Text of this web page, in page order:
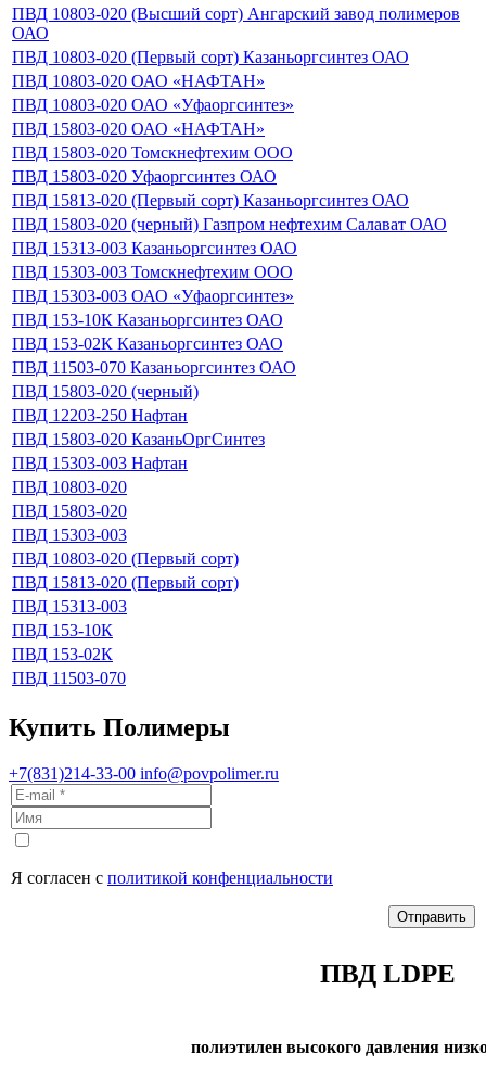
ПВД 10803-020 (Высший сорт) Ангарский завод полимеров
ОАО
ПВД 10803-020 (Первый сорт) Казаньоргсинтез ОАО
ПВД 10803-020 ОАО «НАФТАН»
ПВД 10803-020 ОАО «Уфаоргсинтез»
ПВД 15803-020 ОАО «НАФТАН»
ПВД 15803-020 Томскнефтехим ООО
ПВД 15803-020 Уфаоргсинтез ОАО
ПВД 15813-020 (Первый сорт) Казаньоргсинтез ОАО
ПВД 15803-020 (черный) Газпром нефтехим Салават ОАО
ПВД 15313-003 Казаньоргсинтез ОАО
ПВД 15303-003 Томскнефтехим ООО
ПВД 15303-003 ОАО «Уфаоргсинтез»
ПВД 153-10К Казаньоргсинтез ОАО
ПВД 153-02К Казаньоргсинтез ОАО
ПВД 11503-070 Казаньоргсинтез ОАО
ПВД 15803-020 (черный)
ПВД 12203-250 Нафтан
ПВД 15803-020 КазаньОргСинтез
ПВД 15303-003 Нафтан
ПВД 10803-020
ПВД 15803-020
ПВД 15303-003
ПВД 10803-020 (Первый сорт)
ПВД 15813-020 (Первый сорт)
ПВД 15313-003
ПВД 153-10К
ПВД 153-02К
ПВД 11503-070
Купить Полимеры
+7(831)214-33-00 info@povpolimer.ru
Я согласен с политикой конфенциальности
Отправить
ПВД LDPE
полиэтилен высокого давления